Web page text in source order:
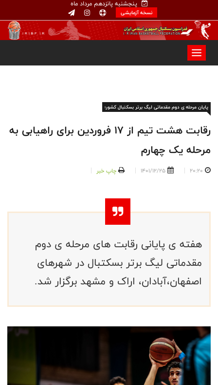
پنجشنبه پانزدهم مرداد ماه
نسخه آزمایشی
پایان مرحله ی دوم مقدماتی لیگ برتر بسکتبال کشور؛
رقابت هشت تیم از ۱۷ فروردین برای راهیابی به
مرحله یک چهارم
20:20
1401/12/25 چاپ خبر
هفته ی پایانی رقابت های مرحله ی دوم
مقدماتی لیگ برتر بسکتبال در شهرهای
اصفهان،آبادان، اراک و مشهد برگزار شد.